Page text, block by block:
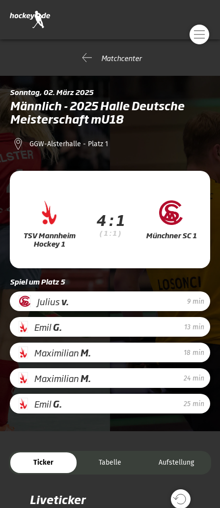
Matchcenter
Sonntag, 02. März 2025
Männlich - 2025 Halle Deutsche
Meisterschaft mU18
GGW-Alsterhalle - Platz 1
TSV Mannheim
Hockey 1
4 : 1
( 1 : 1 ) Münchner SC 1
Spiel um Platz 5
Juliusv. 9 min
EmilG. 13 min
MaximilianM. 18 min
MaximilianM. 24 min
EmilG. 25 min
Ticker Tabelle Aufstellung
Liveticker